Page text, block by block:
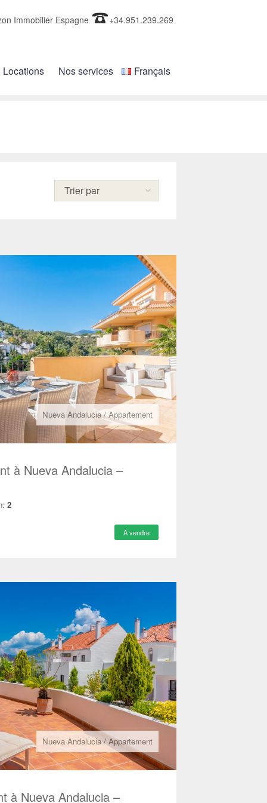
Locations Nos services Français
Immobilier Espagne +34.951.239.269
Nueva Andalucia/Appartement
à Nueva Andalucia –
2
À vendre
Nueva Andalucia/ Appartement
à Nueva Andalucia –